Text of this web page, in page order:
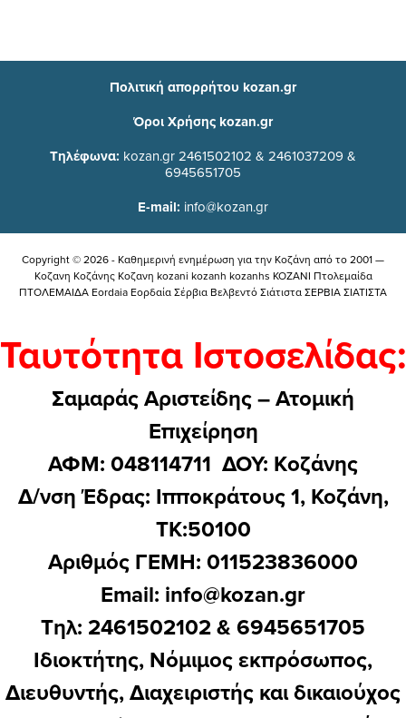
Πολιτική απορρήτου kozan.gr
Όροι Χρήσης kozan.gr
Τηλέφωνα: kozan.gr 2461502102 & 2461037209 &
6945651705
E-mail: info@kozan.gr
Copyright © 2026 - Καθημερινή ενημέρωση για την Kοζάνη από το 2001 —
Κοζανη Κοζάνης Κοζανη kozani kozanh kozanhs KOZANI Πτολεμαίδα
ΠΤΟΛΕΜΑΙΔΑ Eordaia Εορδαία Σέρβια Βελβεντό Σιάτιστα ΣΕΡΒΙΑ ΣΙΑΤΙΣΤΑ
Ταυτότητα Ιστοσελίδας:
Σαμαράς Αριστείδης – Ατομική
Επιχείρηση
ΑΦΜ: 048114711 ΔΟΥ: Kοζάνης
Δ/νση Έδρας: Ιπποκράτους 1, Κοζάνη,
ΤΚ:50100
Αριθμός ΓΕΜΗ: 011523836000
Email: info@kozan.gr
Τηλ: 2461502102 & 6945651705
Ιδιοκτήτης, Νόμιμος εκπρόσωπος,
Διευθυντής, Διαχειριστής και δικαιούχος